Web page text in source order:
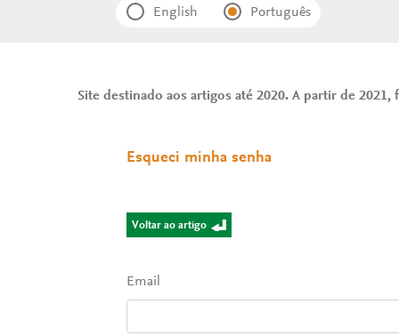
English Português
Site destinado aos artigos até 2020. A partir de
Esqueci minha senha
Voltar ao artigo
Email